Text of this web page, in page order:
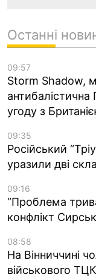
Останні
09:57
Storm Shadow,
угоду з
09:35
Російський
уразили дві
09:16
“Проблема
конфлікт
08:58
На Вінниччині
військового